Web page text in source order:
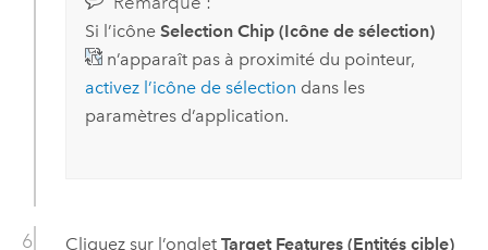
Si l’icône Selection Chip (Icône de sélection)
n’apparaît pas à proximité du pointeur,
activez l’icône de sélection dans les
paramètres d’application.
Cliquez sur l’onglet Target Features (Entités cible)